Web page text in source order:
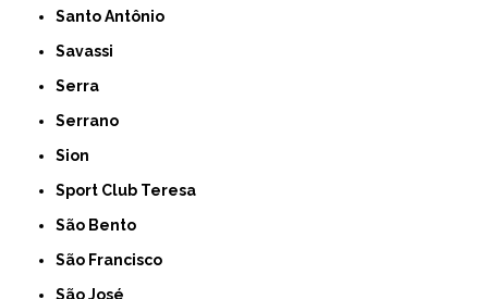
Santo Antônio
Savassi
Serra
Serrano
Sion
Sport Club Teresa
São Bento
São Francisco
São José